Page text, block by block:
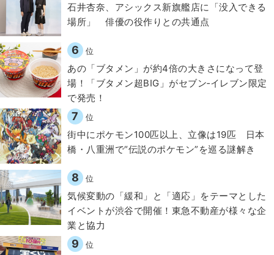
石井杏奈、アシックス新旗艦店に「没入できる
場所」 俳優の役作りとの共通点
6 位
あの「ブタメン」が約4倍の大きさになって登
場！「ブタメン超BIG」がセブン‐イレブン限定
で発売！
7 位
街中にポケモン100匹以上、立像は19匹 日本
橋・八重洲で“伝説のポケモン”を巡る謎解き
8 位
気候変動の「緩和」と「適応」をテーマとした
イベントが渋谷で開催！東急不動産が様々な企
業と協力
9 位